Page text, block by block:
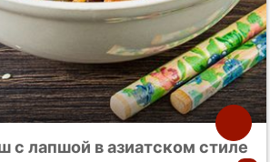
лапшой в азиатском стиле